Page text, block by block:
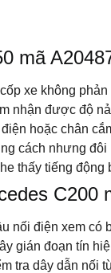
mã
xe không phản
nhận được độ
hoặc chân
cách nhưng
thấy tiếng
C200
nối điện xem có
gián đoạn tín
tra dây dẫn